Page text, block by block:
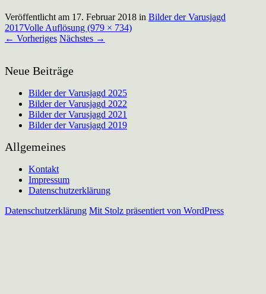
Veröffentlicht am 17. Februar 2018 in Bilder der Varusjagd
2017Volle Auflösung (979 × 734)
← Vorheriges Nächstes →
Neue Beiträge
Bilder der Varusjagd 2025
Bilder der Varusjagd 2022
Bilder der Varusjagd 2021
Bilder der Varusjagd 2019
Allgemeines
Kontakt
Impressum
Datenschutzerklärung
Datenschutzerklärung Mit Stolz präsentiert von WordPress